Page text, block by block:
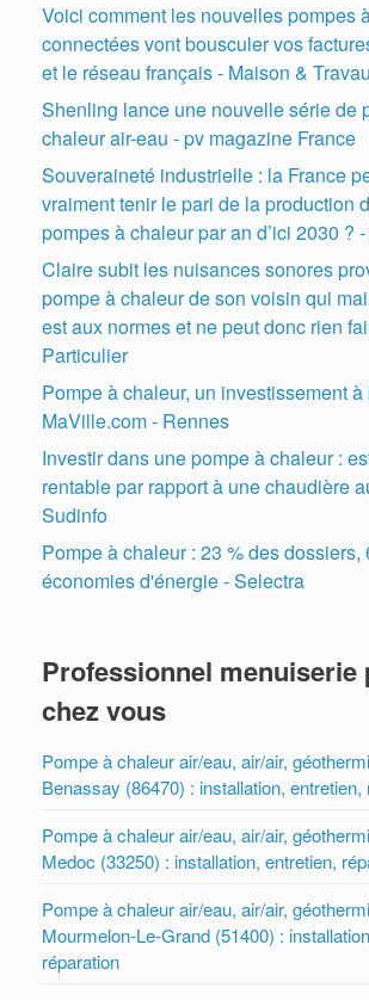
Voici comment les nouvelles pompes
connectées vont bousculer vos
et le réseau français - Maison &
Shenling lance une nouvelle série de
chaleur air-eau - pv magazine France
Souveraineté industrielle : la France
vraiment tenir le pari de la production
pompes à chaleur par an d’ici 2030 ?
Claire subit les nuisances sonores
pompe à chaleur de son voisin qui
est aux normes et ne peut donc rien
Particulier
Pompe à chaleur, un investissement
MaVille.com - Rennes
Investir dans une pompe à chaleur :
rentable par rapport à une chaudière
Sudinfo
Pompe à chaleur : 23 % des dossiers,
économies d'énergie - Selectra
Professionnel menuiserie
chez vous
Pompe à chaleur air/eau, air/air,
Benassay (86470) : installation, entretien,
Pompe à chaleur air/eau, air/air,
Medoc (33250) : installation, entretien,
Pompe à chaleur air/eau, air/air,
Mourmelon-Le-Grand (51400) :
réparation